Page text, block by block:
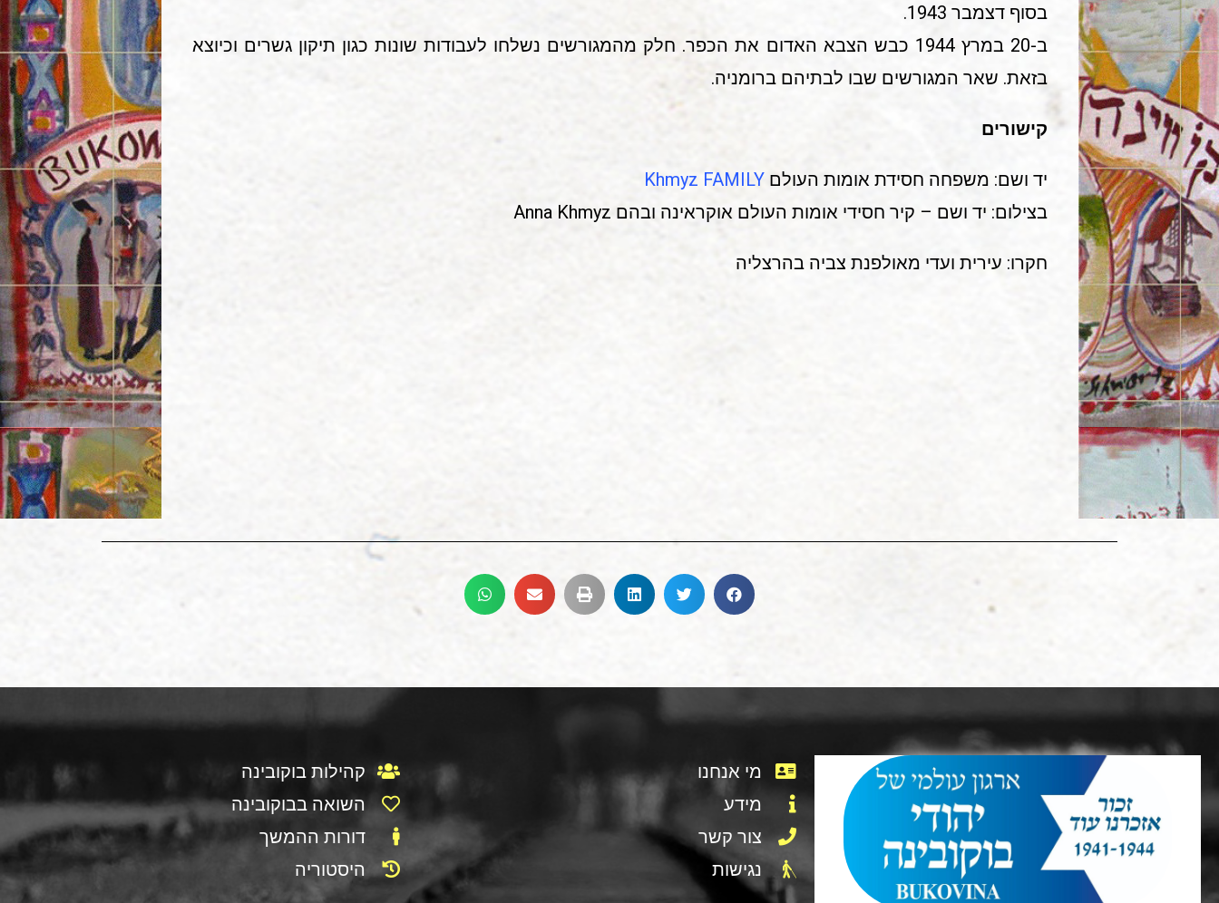
בסוף דצמבר 1943.
ב-20 במרץ 1944 כבש הצבא האדום את הכפר. חלק מהמגורשים נשלחו לעבודות שונות כגון תיקון גשרים וכיוצא
בזאת. שאר המגורשים שבו לבתיהם ברומניה.
קישורים
יד ושם: משפחה חסידת אומות העולםKhmyz FAMILY
בצילום: יד ושם – קיר חסידי אומות העולם אוקראינה ובהם Anna Khmyz
חקרו: עירית ועדי מאולפנת צביה בהרצליה
מי אנחנו
מידע
צור קשר
נגישות
קהילות בוקובינה
השואה בבוקובינה
דורות ההמשך
היסטוריה